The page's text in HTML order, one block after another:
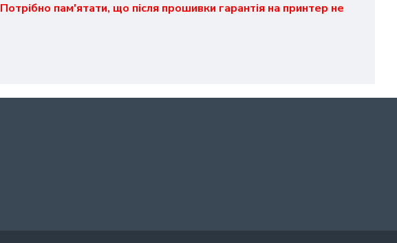
Потрібно пам'ятати, що після прошивки гарантія на принтер не